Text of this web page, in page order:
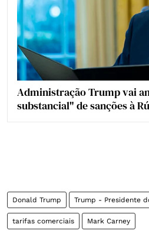
Administração Trump vai
substancial" de sanções à
Donald Trump Trump - Presidente
tarifas comerciais Mark Carney